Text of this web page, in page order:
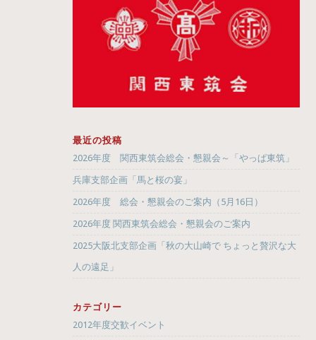
最近の投稿
2026年度 関西東筑会総会・懇親会～「やっぱ東筑」
兵庫支部企画「馬と桜の宴」
2026年度 総会・懇親会のご案内（5月16日）
2026年度 関西東筑会総会・懇親会のご案内
2025大阪北支部企画「秋の大山崎で ちょっと贅沢な大
人の遠足」
カテゴリー
2012年度交歓イベント